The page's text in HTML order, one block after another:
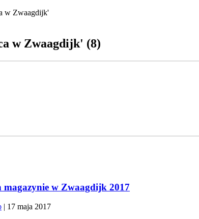
w Zwaagdijk'
w Zwaagdijk' (8)
w Zwaagdijk 2017
| 17 maja 2017